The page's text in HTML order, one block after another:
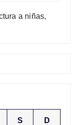
a niñas,
S D